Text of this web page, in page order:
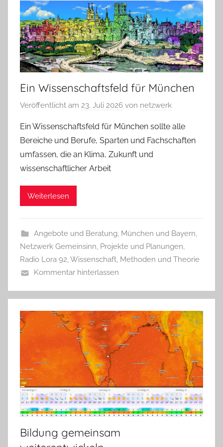
Ein Wissenschaftsfeld für München
Veröffentlicht am 23. Juli 2026 von netzwerk
Ein Wissenschaftsfeld für München sollte alle
Bereiche und Berufe, Sparten und Fachschaften
umfassen, die an Klima, Zukunft und
wissenschaftlicher Arbeit
Weiterlesen
Angebote und Beratung, München und Bayern,
Netzwerk Gemeinsinn, Projekte und Planungen,
Radio Lora 92,Wissenschaft, Methoden und Theorie
Kommentar hinterlassen
Bildung gemeinsam